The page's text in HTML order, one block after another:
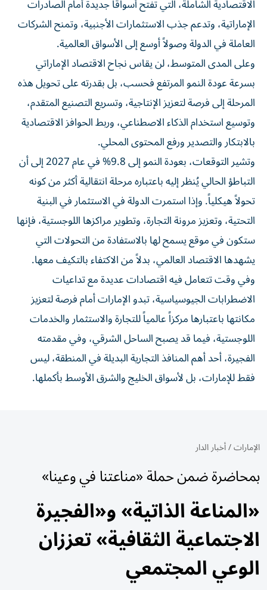
الاقتصادية الشاملة، التي تفتح أسواقاً جديدة أمام الصادرات
الإماراتية، وتدعم جذب الاستثمارات الأجنبية، وتمنح الشركات
العاملة في الدولة وصولاً أوسع إلى الأسواق العالمية.
وعلى المدى المتوسط، لن يقاس نجاح الاقتصاد الإماراتي
بسرعة عودة النمو المرتفع فحسب، بل بقدرته على تحويل هذه
المرحلة إلى فرصة لتعزيز الإنتاجية، وتسريع التصنيع المتقدم،
وتوسيع استخدام الذكاء الاصطناعي، وربط الحوافز الاقتصادية
بالابتكار والتصدير ورفع المحتوى المحلي.
وتشير التوقعات، بعودة النمو إلى 9.8% في عام 2027 إلى أن
التباطؤ الحالي يُنظر إليه باعتباره مرحلة انتقالية أكثر من كونه
تحولاً هيكلياً. وإذا استمرت الدولة في الاستثمار في البنية
التحتية، وتعزيز مرونة التجارة، وتطوير مراكزها اللوجستية، فإنها
ستكون في موقع يسمح لها بالاستفادة من التحولات التي
يشهدها الاقتصاد العالمي، بدلاً من الاكتفاء بالتكيف معها.
وفي وقت تتعامل فيه اقتصادات عديدة مع تداعيات
الاضطرابات الجيوسياسية، تبدو الإمارات أمام فرصة لتعزيز
مكانتها باعتبارها مركزاً عالمياً للتجارة والاستثمار والخدمات
اللوجستية، فيما قد يصبح الساحل الشرقي، وفي مقدمته
الفجيرة، أحد أهم المنافذ التجارية البديلة في المنطقة، ليس
فقط للإمارات، بل لأسواق الخليج والشرق الأوسط بأكملها.
الإمارات/أخبار الدار
بمحاضرة ضمن حملة «مناعتنا في وعينا»
«المناعة الذاتية» و«الفجيرة
الاجتماعية الثقافية» تعززان
الوعي المجتمعي